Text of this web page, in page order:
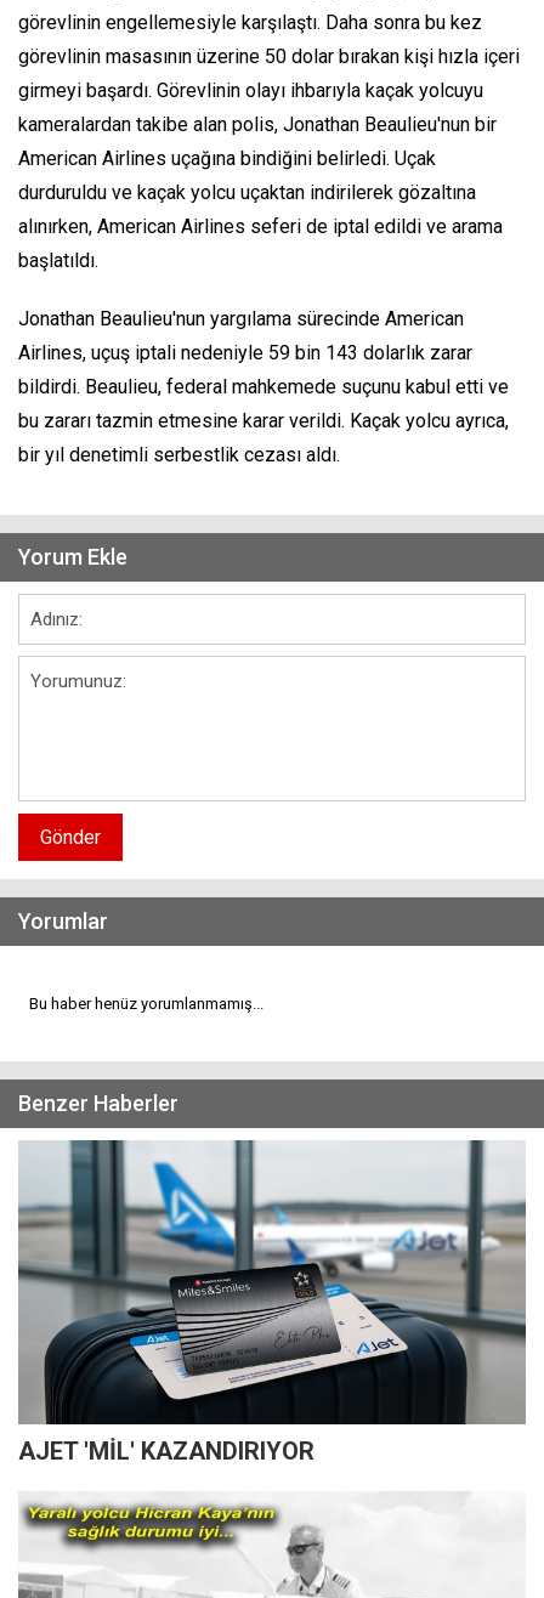
görevlinin engellemesiyle karşılaştı. Daha sonra bu kez
görevlinin masasının üzerine 50 dolar bırakan kişi hızla içeri
girmeyi başardı. Görevlinin olayı ihbarıyla kaçak yolcuyu
kameralardan takibe alan polis, Jonathan Beaulieu'nun bir
American Airlines uçağına bindiğini belirledi. Uçak
durduruldu ve kaçak yolcu uçaktan indirilerek gözaltına
alınırken, American Airlines seferi de iptal edildi ve arama
başlatıldı.
Jonathan Beaulieu'nun yargılama sürecinde American
Airlines, uçuş iptali nedeniyle 59 bin 143 dolarlık zarar
bildirdi. Beaulieu, federal mahkemede suçunu kabul etti ve
bu zararı tazmin etmesine karar verildi. Kaçak yolcu ayrıca,
bir yıl denetimli serbestlik cezası aldı.
Yorum Ekle
Gönder
Yorumlar
Bu haber henüz yorumlanmamış...
Benzer Haberler
AJET 'MİL' KAZANDIRIYOR